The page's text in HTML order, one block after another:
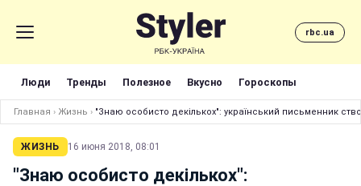
rbc.ua
Люди Тренды Полезное Вкусно Гороскопы
Главная › Жизнь › "Знаю особисто декількох": український письменник
ЖИЗНЬ 16 июня 2018, 08:01
"Знаю особисто декількох":